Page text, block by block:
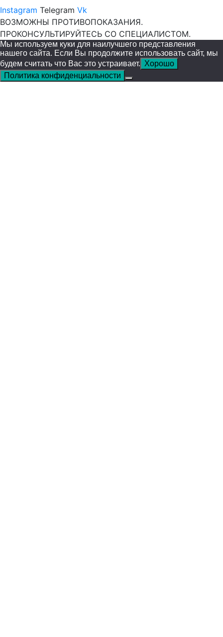
Instagram Telegram Vk
ВОЗМОЖНЫ ПРОТИВОПОКАЗАНИЯ.
ПРОКОНСУЛЬТИРУЙТЕСЬ СО СПЕЦИАЛИСТОМ.
Мы используем куки для наилучшего представления
нашего сайта. Если Вы продолжите использовать сайт, мы
будем считать что Вас это устраивает. Хорошо
Политика конфиденциальности